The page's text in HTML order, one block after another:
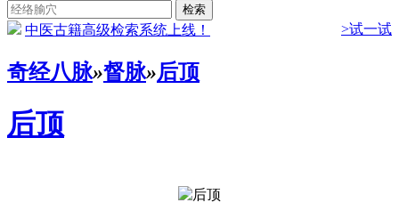
中医古籍高级检索系统上线！ >试一试
奇经八脉»督脉»后顶
后顶